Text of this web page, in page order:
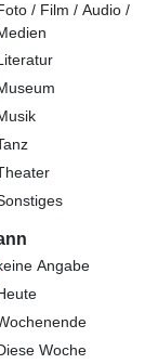
/ Film / Audio /
Angabe
Woche